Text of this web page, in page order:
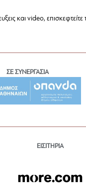
και video, επισκεφτείτε
ΣΕ ΣΥΝΕΡΓΑΣΙΑ
ΕΙΣΙΤΗΡΙΑ